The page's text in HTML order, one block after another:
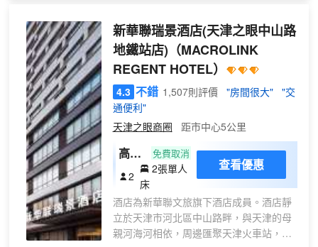
控
+65
寸電
視投
屏
+冰
箱）
抵達積澱百年津門文化的歷史風貌區古文
化街，天后宮、大悲院、望海樓教堂和意
式風情區鍾書閣等知名景點近在咫尺，聞
名中外的天津德雲社劇場距離酒店很近。
極佳的地理位置，為賓客前往天津各地提
供出行便利，賓客還可步行至海河沿岸，
欣賞河畔美景並感受天津城的煙火氣。酒
店外觀以全石材古典造型設計，邀您充分
體驗天津的地域魅力！多間各式客房全房
型配備智能設施、智能馬桶、智能音箱、
65英寸智能電視、膠囊咖啡機等，另設有
河景客房、會議室、全日餐廳、24小時健
身房及洗衣房，宴會廳可同時容納300位
賓客，滿足賓客的商務及休閒出遊中的各
項需求。酒店大堂“創逸空間”提供咖啡輕
新華聯瑞景酒店(天津之眼中山路
地鐵站店) （MACROLINK
REGENT HOTEL）
4.3 不錯 1,507則評價 "房間很大"
"交
通便利"
天津之眼商圈
距市中心5公里
高級
雙床
免費取消
2
2張單人
床
查看優惠
酒店為新華聯文旅旗下酒店成員。酒店靜
立於天津市河北區中山路畔，與天津的母
親河海河相依，周邊匯聚天津火車站，意